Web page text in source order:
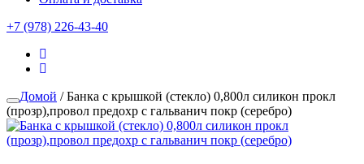
+7 (978) 226-43-40
Домой / Банка с крышкой (стекло) 0,800л силикон прокл
(прозр),провол предохр с гальванич покр (серебро)